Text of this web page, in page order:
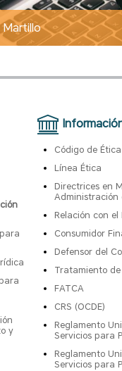
Martillo
y
Código de Ética
Línea Ética
Directrices en
Administración
Relación con
Consumidor
Defensor del
Tratamiento de
FATCA
CRS (OCDE)
Reglamento
Servicios para
Reglamento
Servicios para